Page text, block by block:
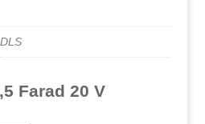
DLS
Farad 20 V